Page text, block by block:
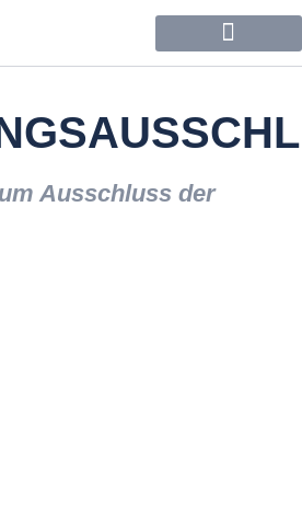
Ausschluss der